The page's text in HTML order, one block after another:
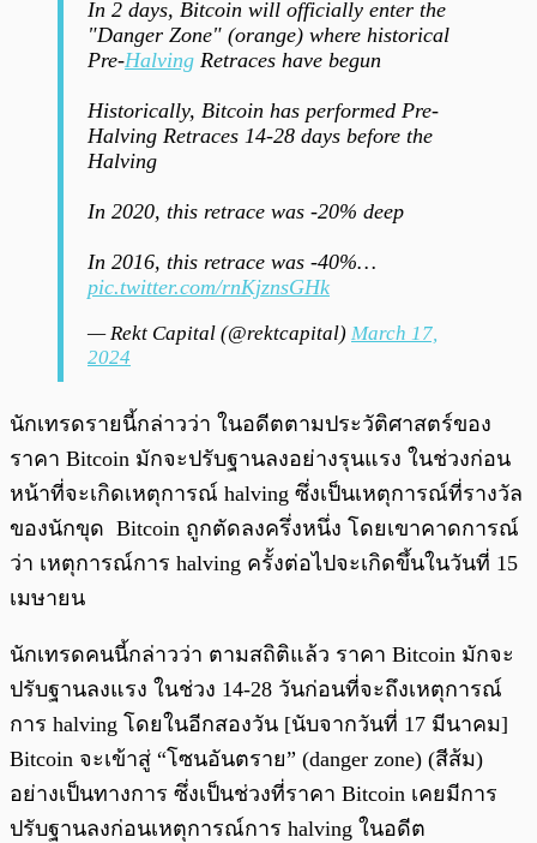
In 2 days, Bitcoin will officially enter the
"Danger Zone" (orange) where historical
Pre-Halving Retraces have begun
Historically, Bitcoin has performed Pre-
Halving Retraces 14-28 days before the
Halving
In 2020, this retrace was -20% deep
In 2016, this retrace was -40%…
pic.twitter.com/rnKjznsGHk
— Rekt Capital (@rektcapital) March 17,
2024
นักเทรดรายนี้กล่าวว่า ในอดีตตามประวัติศาสตร์ของ
ราคา Bitcoin มักจะปรับฐานลงอย่างรุนแรง ในช่วงก่อน
หน้าที่จะเกิดเหตุการณ์ halving ซึ่งเป็นเหตุการณ์ที่รางวัล
ของนักขุด Bitcoin ถูกตัดลงครึ่งหนึ่ง โดยเขาคาดการณ์
ว่า เหตุการณ์การ halving ครั้งต่อไปจะเกิดขึ้นในวันที่ 15
เมษายน
นักเทรดคนนี้กล่าวว่า ตามสถิติแล้ว ราคา Bitcoin มักจะ
ปรับฐานลงแรง ในช่วง 14-28 วันก่อนที่จะถึงเหตุการณ์
การ halving โดยในอีกสองวัน [นับจากวันที่ 17 มีนาคม]
Bitcoin จะเข้าสู่ “โซนอันตราย” (danger zone) (สีส้ม)
อย่างเป็นทางการ ซึ่งเป็นช่วงที่ราคา Bitcoin เคยมีการ
ปรับฐานลงก่อนเหตุการณ์การ halving ในอดีต